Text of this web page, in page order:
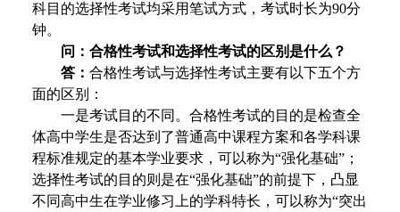
科目的选择性考试均采用笔试方式，考试时长为90分
钟。
问：合格性考试和选择性考试的区别是什么？
答： 合格性考试与选择性考试主要有以下五个方
面的区别：
一是考试目的不同。合格性考试的目的是检查全
体高中学生是否达到了普通高中课程方案和各学科课
程标准规定的基本学业要求，可以称为“强化基础”；
选择性考试的目的则是在“强化基础”的前提下，凸显
不同高中生在学业修习上的学科特长，可以称为“突出